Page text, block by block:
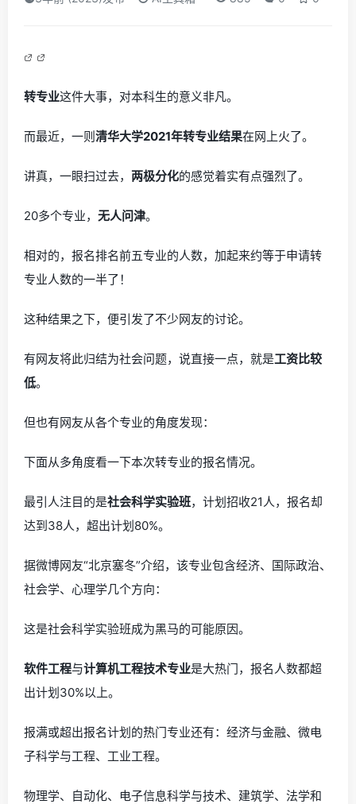
转专业这件大事，对本科生的意义非凡。
而最近，一则清华大学2021年转专业结果在网上火了。
讲真，一眼扫过去， 两极分化的感觉着实有点强烈了。
20多个专业， 无人问津。
相对的，报名排名前五专业的人数，加起来约等于申请转
专业人数的一半了！
这种结果之下，便引发了不少网友的讨论。
有网友将此归结为社会问题，说直接一点，就是工资比较
低。
但也有网友从各个专业的角度发现：
下面从多角度看一下本次转专业的报名情况。
最引人注目的是社会科学实验班，计划招收21人，报名却
达到38人，超出计划80%。
据微博网友“北京塞冬”介绍，该专业包含经济、国际政治、
社会学、心理学几个方向：
这是社会科学实验班成为黑马的可能原因。
软件工程与计算机工程技术专业是大热门，报名人数都超
出计划30%以上。
报满或超出报名计划的热门专业还有：经济与金融、微电
子科学与工程、工业工程。
物理学、自动化、电子信息科学与技术、建筑学、法学和